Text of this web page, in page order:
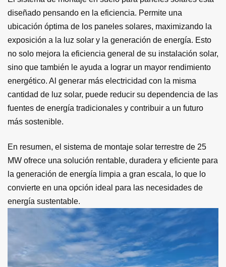
diseñado pensando en la eficiencia. Permite una
ubicación óptima de los paneles solares, maximizando la
exposición a la luz solar y la generación de energía. Esto
no solo mejora la eficiencia general de su instalación solar,
sino que también le ayuda a lograr un mayor rendimiento
energético. Al generar más electricidad con la misma
cantidad de luz solar, puede reducir su dependencia de las
fuentes de energía tradicionales y contribuir a un futuro
más sostenible.
En resumen, el sistema de montaje solar terrestre de 25
MW ofrece una solución rentable, duradera y eficiente para
la generación de energía limpia a gran escala, lo que lo
convierte en una opción ideal para las necesidades de
energía sustentable.